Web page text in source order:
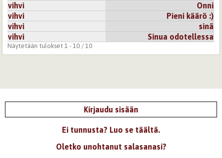
vihvi
Onni
vihvi
Pieni käärö :)
vihvi
sinä
vihvi
Sinua odotellessa
Näytetään tulokset 1 - 10 / 10
Kirjaudu sisään
Ei tunnusta? Luo se täältä.
Oletko unohtanut salasanasi?